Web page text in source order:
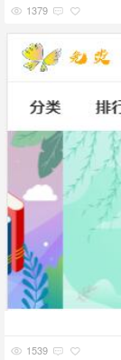
1379
1539